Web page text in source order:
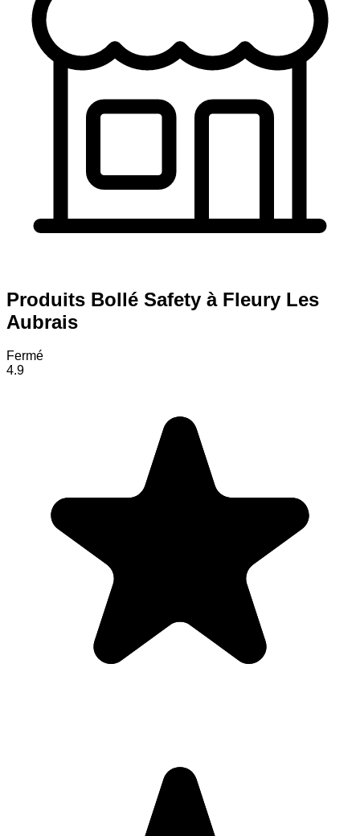
Produits Bollé Safety à Fleury Les
Aubrais
Fermé
4.9